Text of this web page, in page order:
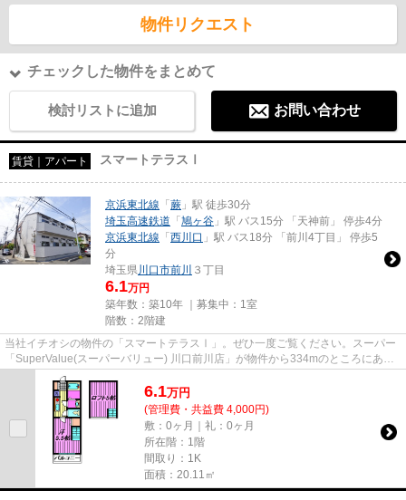
物件リクエスト
チェックした物件をまとめて
検討リストに追加 お問い合わせ
賃貸｜アパート スマートテラスⅠ
京浜東北線 「 蕨 」駅 徒歩30分
埼玉高速鉄道 「 鳩ヶ谷 」駅 バス15分 「天神前」 停歩4分
京浜東北線 「 西川口 」駅 バス18分 「前川4丁目」 停歩5
分
埼玉県川口市前川 ３丁目
6.1万円
築年数：築10年 ｜募集中： 1室
階数：2階建
当社イチオシの物件の「スマートテラスⅠ」。ぜひ一度ご覧ください。スーパー
「SuperValue(スーパーバリュー) 川口前川店」が物件から334mのところにあり
ます。築7年のイチオシ物件はこ...
6.1万円
(管理費・共益費 4,000円)
敷：0ヶ月｜礼：0ヶ月
所在階：1階
間取り：1K
面積：20.11㎡